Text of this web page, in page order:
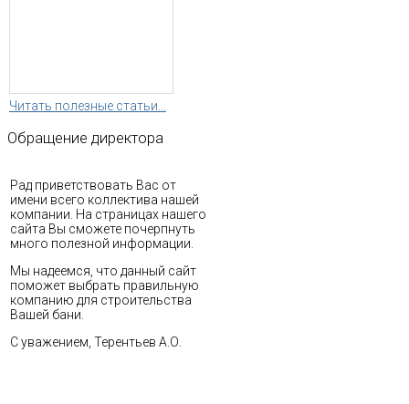
Читать полезные статьи...
Обращение директора
Рад приветствовать Вас от
имени всего коллектива нашей
компании. На страницах нашего
сайта Вы сможете почерпнуть
много полезной информации.
Мы надеемся, что данный сайт
поможет выбрать правильную
компанию для строительства
Вашей бани.
С уважением, Терентьев А.О.